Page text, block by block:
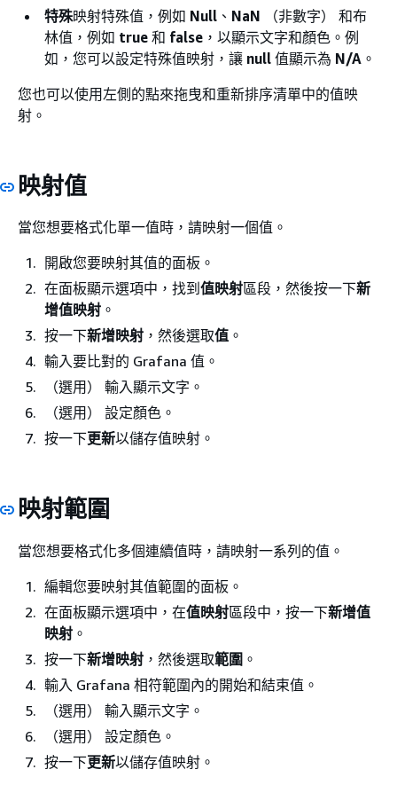
特殊映射特殊值，例如 Null 、 NaN （非數字） 和布
林值，例如 true 和 false ，以顯示文字和顏色。例
如，您可以設定特殊值映射，讓 null 值顯示為 N/A 。
您也可以使用左側的點來拖曳和重新排序清單中的值映
射。
映射值
當您想要格式化單一值時，請映射一個值。
開啟您要映射其值的面板。
在面板顯示選項中，找到 值映射區段，然後按一下新
增值映射 。
按一下新增映射 ，然後選取值 。
輸入要比對的 Grafana 值。
（選用） 輸入顯示文字。
（選用） 設定顏色。
按一下更新以儲存值映射。
映射範圍
當您想要格式化多個連續值時，請映射一系列的值。
編輯您要映射其值範圍的面板。
在面板顯示選項中，在值映射區段中，按一下新增值
映射 。
按一下新增映射 ，然後選取範圍 。
輸入 Grafana 相符範圍內的開始和結束值。
（選用） 輸入顯示文字。
（選用） 設定顏色。
按一下更新以儲存值映射。